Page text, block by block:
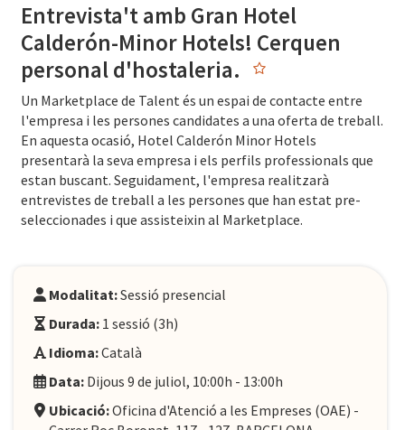
Entrevista't amb Gran Hotel
Calderón-Minor Hotels! Cerquen
personal d'hostaleria.
Un Marketplace de Talent és un espai de contacte entre
l'empresa i les persones candidates a una oferta de treball.
En aquesta ocasió, Hotel Calderón Minor Hotels
presentarà la seva empresa i els perfils professionals que
estan buscant. Seguidament, l'empresa realitzarà
entrevistes de treball a les persones que han estat pre-
seleccionades i que assisteixin al Marketplace.
Modalitat:Sessió presencial
Durada: 1 sessió (3h)
Idioma:Català
Data: Dijous 9 de juliol, 10:00h - 13:00h
Ubicació:Oficina d'Atenció a les Empreses (OAE) -